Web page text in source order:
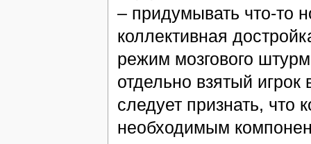
– придумывать что-то
коллективная
режим мозгового
отдельно взятый
следует признать, что
необходимым